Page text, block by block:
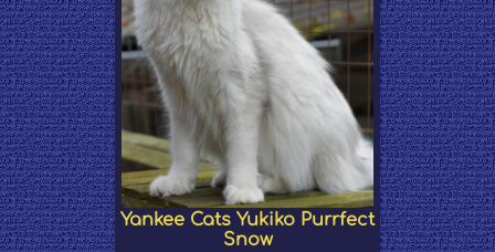
Yankee Cats Yukiko Purrfect
Snow